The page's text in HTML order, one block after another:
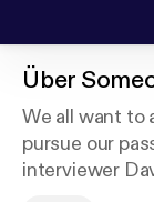
Über
We all want to
pursue our
interviewer